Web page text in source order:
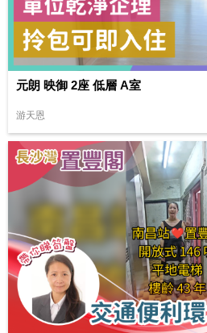
元朗 映御 2座 低層 A室
游天恩